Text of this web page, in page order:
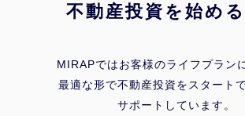
不動産投資を始め
MIRAPではお客様のライフプラン
最適な形で不動産投資をスタート
サポートしています。